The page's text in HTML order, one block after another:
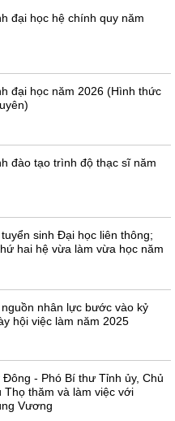
đại học hệ chính quy năm
đại học năm 2026 (Hình thức
đào tạo trình độ thạc sĩ năm
sinh Đại học liên thông;
hai hệ vừa làm vừa học năm
nhân lực bước vào kỷ
hội việc làm năm 2025
- Phó Bí thư Tỉnh ủy, Chủ
Thọ thăm và làm việc với
Vương